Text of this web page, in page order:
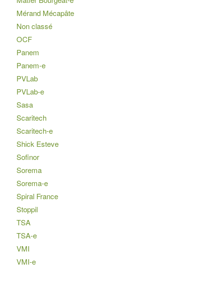
Mérand Mécapâte
Non classé
OCF
Panem
Panem-e
PVLab
PVLab-e
Sasa
Scaritech
Scaritech-e
Shick Esteve
Sofinor
Sorema
Sorema-e
Spiral France
Stoppil
TSA
TSA-e
VMI
VMI-e